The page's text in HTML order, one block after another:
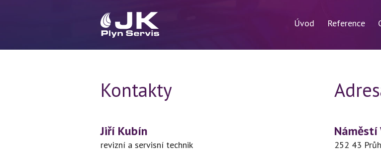
Úvod Reference
Kontakty
Jiří Kubín
revizní a servisní technik
Náměstí
252 43